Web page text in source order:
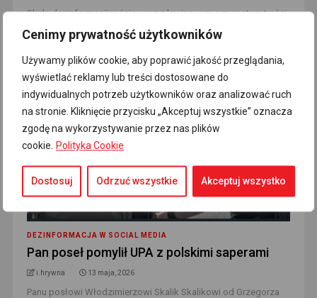
Cenimy prywatność użytkowników
Używamy plików cookie, aby poprawić jakość przeglądania,
wyświetlać reklamy lub treści dostosowane do
indywidualnych potrzeb użytkowników oraz analizować ruch
na stronie. Kliknięcie przycisku „Akceptuj wszystkie” oznacza
zgodę na wykorzystywanie przez nas plików
cookie. Polityka Cookie
Dostosuj Odrzuć wszystkie Akceptuj wszystko
Skala dezinformacji rośnie wraz z lawinowym przyrostem treści
w internecie, a nowe technologie – w tym sztuczna inteligencja
– dodatkowo wzmacniają je [...]
DEZINFORMACJA W SOCIAL MEDIA
Pan poseł pomylił UPA z polskimi saperami
i.hrywna 13 maja, 2026
Panu posłowi Włodzimierzowi Skalik Skalikowi od Grzegorza